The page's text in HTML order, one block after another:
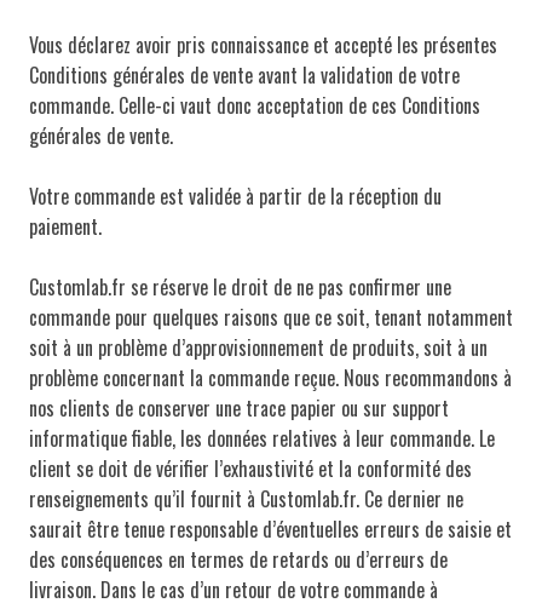
Vous déclarez avoir pris connaissance et accepté les présentes
Conditions générales de vente avant la validation de votre
commande. Celle-ci vaut donc acceptation de ces Conditions
générales de vente.
Votre commande est validée à partir de la réception du
paiement.
Customlab.fr se réserve le droit de ne pas confirmer une
commande pour quelques raisons que ce soit, tenant notamment
soit à un problème d’approvisionnement de produits, soit à un
problème concernant la commande reçue. Nous recommandons à
nos clients de conserver une trace papier ou sur support
informatique fiable, les données relatives à leur commande. Le
client se doit de vérifier l’exhaustivité et la conformité des
renseignements qu’il fournit à Customlab.fr. Ce dernier ne
saurait être tenue responsable d’éventuelles erreurs de saisie et
des conséquences en termes de retards ou d’erreurs de
livraison. Dans le cas d’un retour de votre commande à